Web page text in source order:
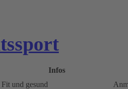
Infos
Fit und gesund